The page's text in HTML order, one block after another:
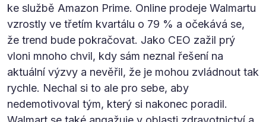
ke službě Amazon Prime. Online prodeje Walmartu
vzrostly ve třetím kvartálu o 79 % a očekává se,
že trend bude pokračovat. Jako CEO zažil prý
vloni mnoho chvil, kdy sám neznal řešení na
aktuální výzvy a nevěřil, že je mohou zvládnout tak
rychle. Nechal si to ale pro sebe, aby
nedemotivoval tým, který si nakonec poradil.